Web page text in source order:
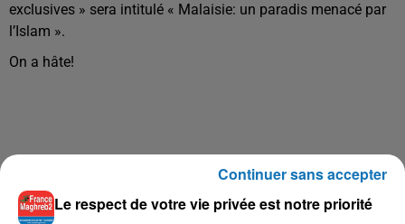
exclusives » sera intitulé « Malaisie: un paradis menacé par
l’Islam ».
On a hâte!
Le respect de votre vie privée est notre priorité
Continuer sans accepter